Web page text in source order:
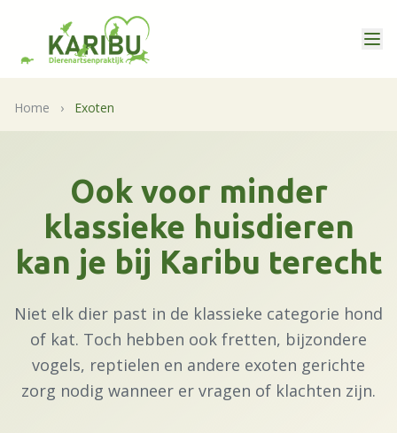
Home › Exoten
Ook voor minder
klassieke huisdieren
kan je bij Karibu terecht
Niet elk dier past in de klassieke categorie hond
of kat. Toch hebben ook fretten, bijzondere
vogels, reptielen en andere exoten gerichte
zorg nodig wanneer er vragen of klachten zijn.